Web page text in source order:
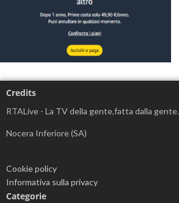
Credits
RTALive - La TV della gente,fatta dalla gente.
Nocera Inferiore (SA)
Cookie policy
Informativa sulla privacy
Categorie